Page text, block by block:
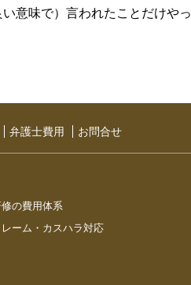
意味で）言われたことだけやっ
弁護士費用 お問合せ
の費用体系
ーム・カスハラ対応